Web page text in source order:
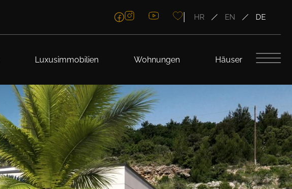
HR EN DE
Luxusimmobilien Wohnungen Häuser